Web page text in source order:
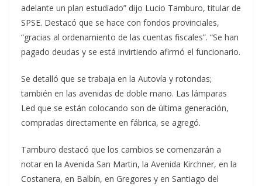
adelante un plan estudiado” dijo Lucio Tamburo, titular de
SPSE. Destacó que se hace con fondos provinciales,
“gracias al ordenamiento de las cuentas fiscales”. “Se han
pagado deudas y se está invirtiendo afirmó el funcionario.
Se detalló que se trabaja en la Autovía y rotondas;
también en las avenidas de doble mano. Las lámparas
Led que se están colocando son de última generación,
compradas directamente en fábrica, se agregó.
Tamburo destacó que los cambios se comenzarán a
notar en la Avenida San Martin, la Avenida Kirchner, en la
Costanera, en Balbín, en Gregores y en Santiago del